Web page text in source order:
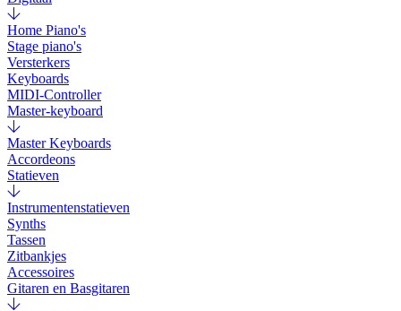
Home Piano's
Stage piano's
Versterkers
Keyboards
MIDI-Controller
Master-keyboard
Master Keyboards
Accordeons
Statieven
Instrumentenstatieven
Synths
Tassen
Zitbankjes
Accessoires
Gitaren en Basgitaren